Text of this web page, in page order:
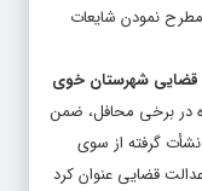
نمودن شایعات
قضایی شهرستان خوی
در برخی محافل، ضمن
گرفته از سوی
قضایی عنوان کرد